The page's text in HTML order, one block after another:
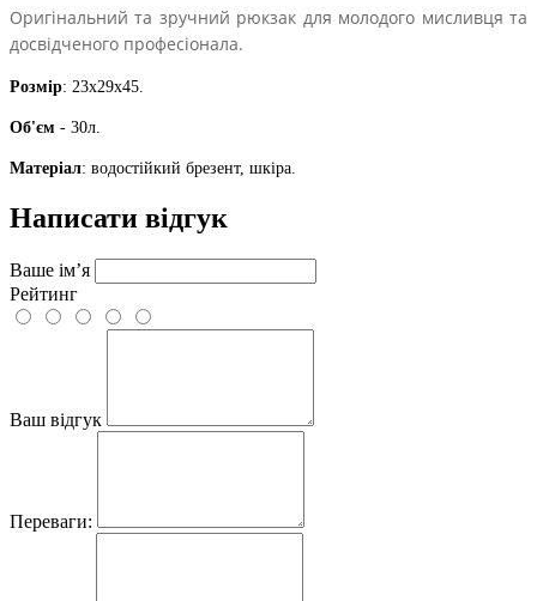
Оригінальний та зручний рюкзак для молодого мисливця та
досвідченого професіонала.
Розмір: 23х29х45.
Об'єм - 30л.
Матеріал: водостійкий брезент, шкіра.
Написати відгук
Ваше ім’я
Рейтинг
Ваш відгук
Переваги: